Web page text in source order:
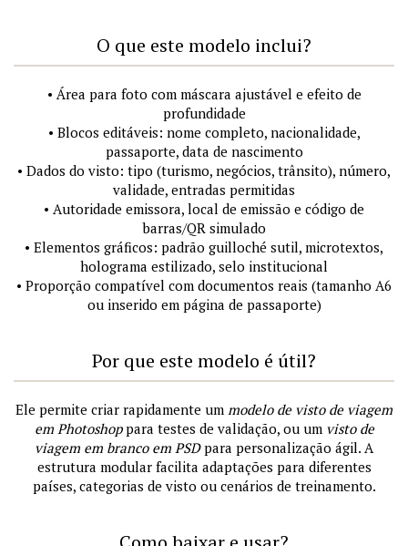
O que este modelo inclui?
• Área para foto com máscara ajustável e efeito de
profundidade
• Blocos editáveis: nome completo, nacionalidade,
passaporte, data de nascimento
• Dados do visto: tipo (turismo, negócios, trânsito), número,
validade, entradas permitidas
• Autoridade emissora, local de emissão e código de
barras/QR simulado
• Elementos gráficos: padrão guilloché sutil, microtextos,
holograma estilizado, selo institucional
• Proporção compatível com documentos reais (tamanho A6
ou inserido em página de passaporte)
Por que este modelo é útil?
Ele permite criar rapidamente um modelo de visto de viagem
em Photoshoppara testes de validação, ou um visto de
viagem em branco em PSDpara personalização ágil. A
estrutura modular facilita adaptações para diferentes
países, categorias de visto ou cenários de treinamento.